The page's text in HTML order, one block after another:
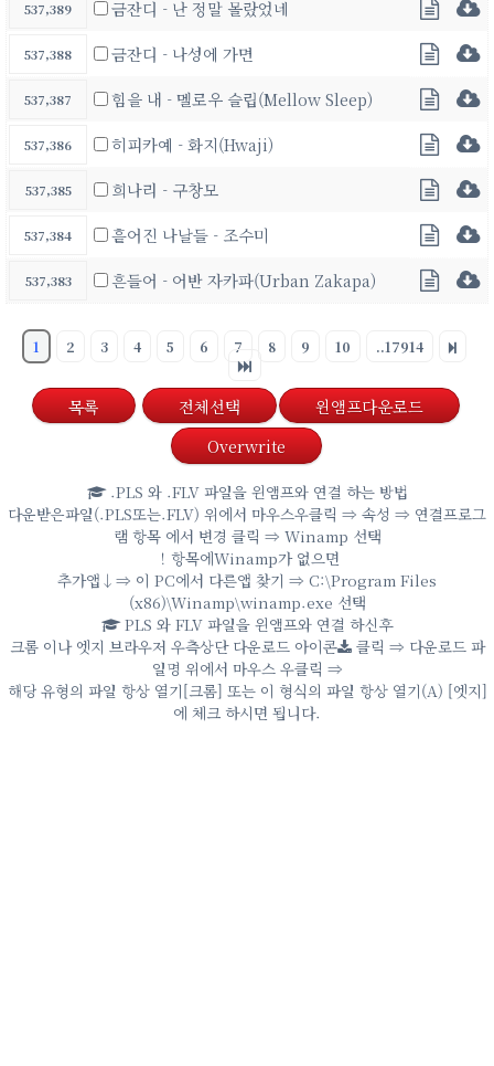
537,389 금잔디 - 난 정말 몰랐었네
537,388 금잔디 - 나성에 가면
537,387 힘을 내 - 멜로우 슬립(Mellow Sleep)
537,386 히피카예 - 화지(Hwaji)
537,385 희나리 - 구창모
537,384 흩어진 나날들 - 조수미
537,383 흔들어 - 어반 자카파(Urban Zakapa)
1 2 3 4 5 6 7 8 9 10 ..17914
목록 전체선택
윈앰프다운로드
Overwrite
.PLS 와 .FLV 파일을 윈앰프와 연결 하는 방법
다운받은파일(.PLS또는.FLV) 위에서 마우스우클릭 ⇒ 속성 ⇒ 연결프로그
램 항목 에서 변경 클릭 ⇒ Winamp 선택
！항목에Winamp가 없으면
추가앱↓⇒ 이 PC에서 다른앱 찾기 ⇒ C:\Program Files
(x86)\Winamp\winamp.exe 선택
PLS 와 FLV 파일을 윈앰프와 연결 하신후
크롬 이나 엣지 브라우저 우측상단 다운로드 아이콘
클릭 ⇒ 다운로드 파
일명 위에서 마우스 우클릭 ⇒
해당 유형의 파일 항상 열기[크롬] 또는 이 형식의 파일 항상 열기(A) [엣지]
에 체크 하시면 됩니다.